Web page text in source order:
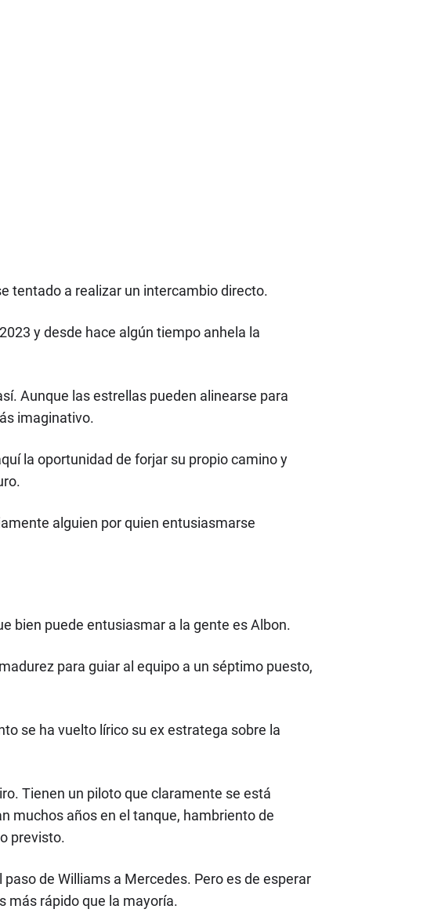
tentado a realizar un intercambio directo.
y desde hace algún tiempo anhela la
Aunque las estrellas pueden alinearse para
imaginativo.
la oportunidad de forjar su propio camino y
alguien por quien entusiasmarse
bien puede entusiasmar a la gente es Albon.
para guiar al equipo a un séptimo puesto,
se ha vuelto lírico su ex estratega sobre la
Tienen un piloto que claramente se está
muchos años en el tanque, hambriento de
previsto.
de Williams a Mercedes. Pero es de esperar
más rápido que la mayoría.